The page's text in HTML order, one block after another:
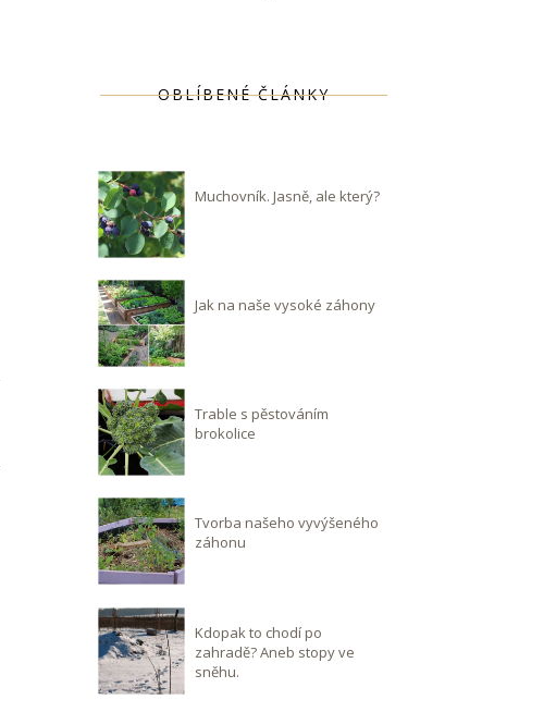
OBLÍBENÉ ČLÁNKY
Muchovník. Jasně, ale který?
Jak na naše vysoké záhony
Trable s pěstováním
brokolice
Tvorba našeho vyvýšeného
záhonu
Kdopak to chodí po
zahradě? Aneb stopy ve
sněhu.